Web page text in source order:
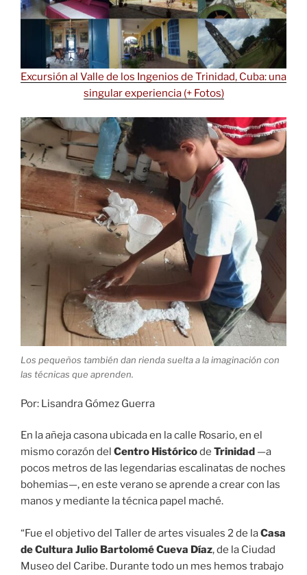
Excursión al Valle de los Ingenios de Trinidad, Cuba: una
singular experiencia (+ Fotos)
Los pequeños también dan rienda suelta a la imaginación con
las técnicas que aprenden.
Por: Lisandra Gómez Guerra
En la añeja casona ubicada en la calle Rosario, en el
mismo corazón del Centro Históricode Trinidad —a
pocos metros de las legendarias escalinatas de noches
bohemias—, en este verano se aprende a crear con las
manos y mediante la técnica papel maché.
“Fue el objetivo del Taller de artes visuales 2 de laCasa
de Cultura Julio Bartolomé Cueva Díaz, de la Ciudad
Museo del Caribe. Durante todo un mes hemos trabajo